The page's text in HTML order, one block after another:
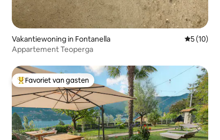
Vakantiewoning in Fontanella
5 (10)
Appartement Teoperga
Topfavoriet van gasten
Favoriet van gasten